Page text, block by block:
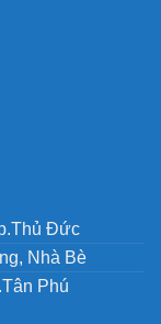
Đức
Nhà Bè
Phú